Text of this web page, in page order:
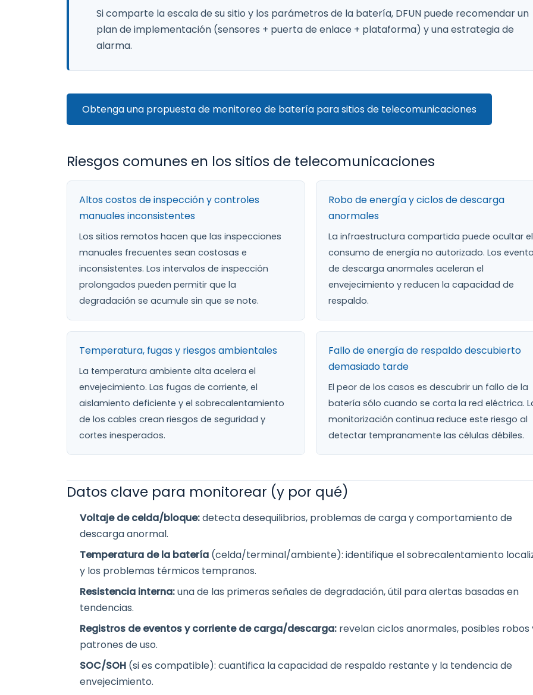
Si comparte la escala de su sitio y los parámetros de la batería, DFUN puede recomendar un
plan de implementación (sensores + puerta de enlace + plataforma) y una estrategia de
alarma.
Obtenga una propuesta de monitoreo de batería para sitios de telecomunicaciones
Riesgos comunes en los sitios de telecomunicaciones
Altos costos de inspección y controles
manuales inconsistentes
Los sitios remotos hacen que las inspecciones
manuales frecuentes sean costosas e
inconsistentes. Los intervalos de inspección
prolongados pueden permitir que la
degradación se acumule sin que se note.
Robo de energía y ciclos de descarga
anormales
La infraestructura compartida puede ocultar el
consumo de energía no autorizado. Los
de descarga anormales aceleran el
envejecimiento y reducen la capacidad de
respaldo.
Temperatura, fugas y riesgos ambientales
La temperatura ambiente alta acelera el
envejecimiento. Las fugas de corriente, el
aislamiento deficiente y el sobrecalentamiento
de los cables crean riesgos de seguridad y
cortes inesperados.
Fallo de energía de respaldo descubierto
demasiado tarde
El peor de los casos es descubrir un fallo de la
batería sólo cuando se corta la red eléctrica.
monitorización continua reduce este riesgo al
detectar tempranamente las células débiles.
Datos clave para monitorear (y por qué)
Voltaje de celda/bloque:detecta desequilibrios, problemas de carga y comportamiento de
descarga anormal.
Temperatura de la batería (celda/terminal/ambiente): identifique el sobrecalentamiento
y los problemas térmicos tempranos.
Resistencia interna:una de las primeras señales de degradación, útil para alertas basadas en
tendencias.
Registros de eventos y corriente de carga/descarga: revelan ciclos anormales, posibles robos
patrones de uso.
SOC/SOH (si es compatible): cuantifica la capacidad de respaldo restante y la tendencia de
envejecimiento.